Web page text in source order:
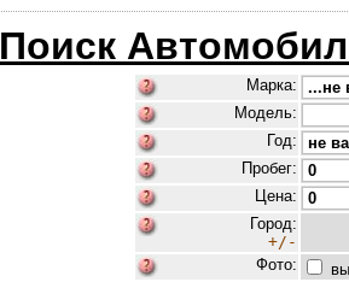
Поиск
Марка:
Модель:
Год:
Пробег:
Цена:
Город:
+/-
Фото: